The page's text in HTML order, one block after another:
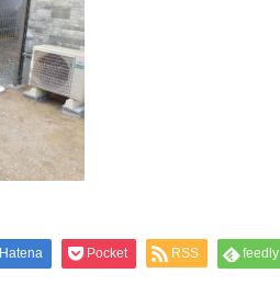
Hatena Pocket RSS feedly